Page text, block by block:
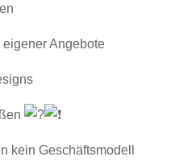
Angebote
kein Geschäftsmodell